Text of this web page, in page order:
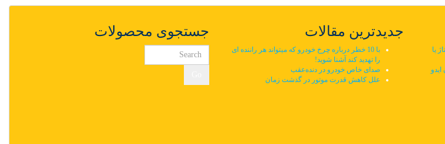
یا
جدیدترین مقالات
با 10 خطر درباره چرخ خودرو که میتواند هر راننده ای
را تهدید کند آشنا شوید!
صدای خاص خودرو در دنده‌عقب
علل کاهش قدرت موتور در گذشت زمان
جستجوی محصولات